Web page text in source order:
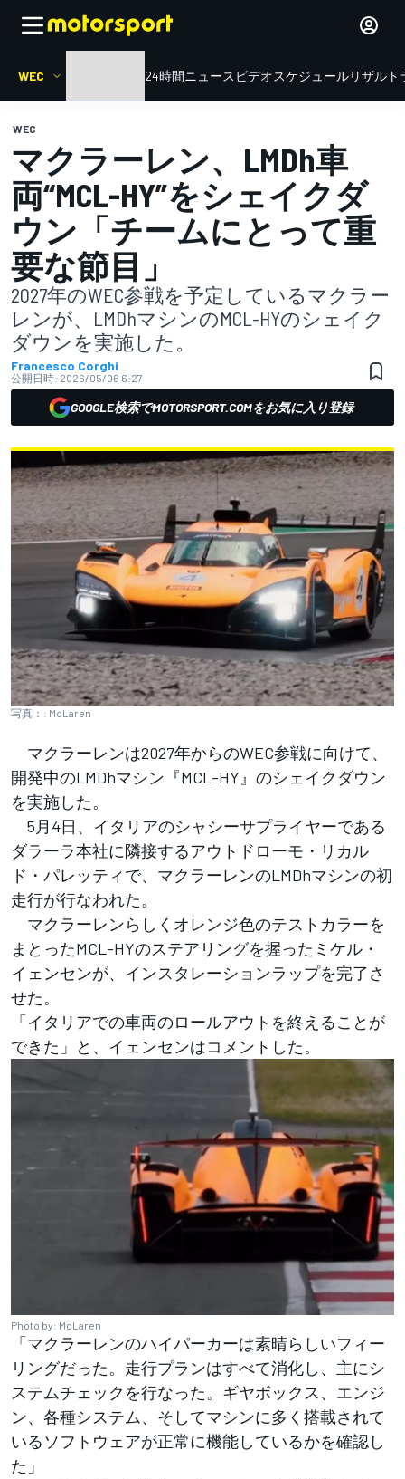
WEC ル・マン24時間ニュース ビデオスケジュールリザルト
WEC
マクラーレン、LMDh車
両“MCL-HY”をシェイクダ
ウン「チームにとって重
要な節目」
2027年のWEC参戦を予定しているマクラー
レンが、LMDhマシンのMCL-HYのシェイク
ダウンを実施した。
Francesco Corghi
公開日時: 2026/05/06 6:27
GOOGLE検索でMOTORSPORT.COMをお気に入り登録
写真：: McLaren
マクラーレンは2027年からのWEC参戦に向けて、
開発中のLMDhマシン『MCL-HY』のシェイクダウン
を実施した。
5月4日、イタリアのシャシーサプライヤーである
ダラーラ本社に隣接するアウトドローモ・リカル
ド・パレッティで、マクラーレンのLMDhマシンの初
走行が行なわれた。
マクラーレンらしくオレンジ色のテストカラーを
まとったMCL-HYのステアリングを握ったミケル・
イェンセンが、インスタレーションラップを完了さ
せた。
「イタリアでの車両のロールアウトを終えることが
できた」と、イェンセンはコメントした。
Photo by: McLaren
「マクラーレンのハイパーカーは素晴らしいフィー
リングだった。走行プランはすべて消化し、主にシ
ステムチェックを行なった。ギヤボックス、エンジ
ン、各種システム、そしてマシンに多く搭載されて
いるソフトウェアが正常に機能しているかを確認し
た」